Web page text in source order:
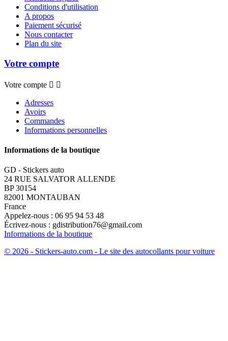
Conditions d'utilisation
A propos
Paiement sécurisé
Nous contacter
Plan du site
Votre compte
Votre compte  
Adresses
Avoirs
Commandes
Informations personnelles
Informations de la boutique
GD - Stickers auto
24 RUE SALVATOR ALLENDE
BP 30154
82001 MONTAUBAN
France
Appelez-nous : 06 95 94 53 48
Écrivez-nous : gdistribution76@gmail.com
Informations de la boutique
© 2026 - Stickers-auto.com - Le site des autocollants pour voiture